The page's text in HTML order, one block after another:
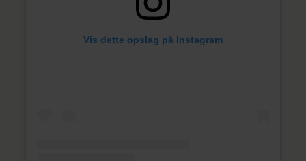
Vis dette opslag på Instagram